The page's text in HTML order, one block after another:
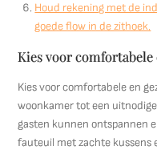
Houd rekening met de
goede flow in de zithoek.
Kies voor
Kies voor comfortabele en
woonkamer tot een
gasten kunnen ontspannen
fauteuil met zachte kussens